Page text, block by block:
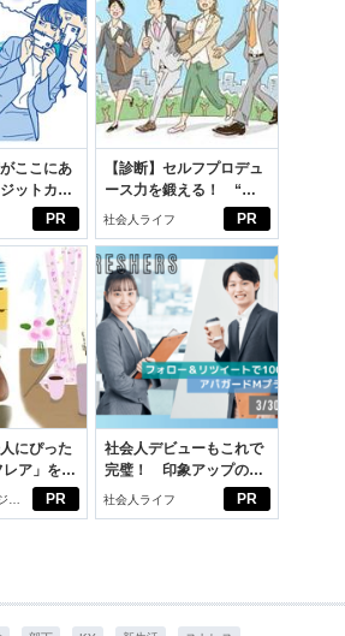
PR
ここにあ
ットカー
PR
【診断】セルフプロデュ
ース力を鍛える！ “ジ
ブン観”診断
社会人ライフ
PR
にぴった
レア」をは
かりニオ
時間快適。
ネ
PR
社会人デビューもこれで
完璧！ 印象アップのセ
ルフプロデュース術
社会人ライフ